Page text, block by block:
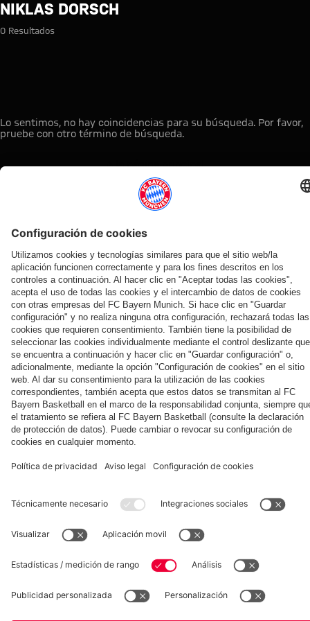
Búsqueda: Niklas Dorsch
NIKLAS DORSCH
0 Resultados
Lo sentimos, no hay coincidencias para su búsqueda. Por favor,
pruebe con otro término de búsqueda.
A la página principal
ESTO LE PUEDE INTERESAR
TIENDA
ONLINE
¡Disponible
la nueva
primera
equipación
para la
2025/26!
OFERTA
VENTILADOR
FC Bayern
Múnich
Tarjetas de
autógrafos
AFICIÓN
Clubs
de fans
MYFCBAYERN
Descubre tu
espacio
personal para
fans
Colaborador
Museum Prensa Baloncesto
Aviso legal
Política de privacidad Condiciones de uso
Accesibilidad
Sistema de denuncia
Contacto Ajustes de cookies